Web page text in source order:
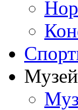
Музей